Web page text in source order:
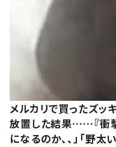
メルカリで買ったズッ
放置した結果……『衝
になるのか、、」「野太